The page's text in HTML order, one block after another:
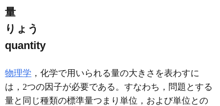
量
りょう
quantity
物理学 ，化学で用いられる量の大きさを表わすに
は，2つの因子が必要である。すなわち，問題とする
量と同じ種類の標準量つまり単位，および単位との